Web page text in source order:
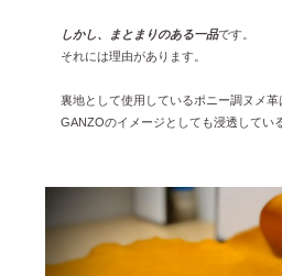
しかし、まとまりのある一品です。
それには理由があります。
裏地として使用しているポニー調ヌメ革
GANZOのイメージとしても浸透してい